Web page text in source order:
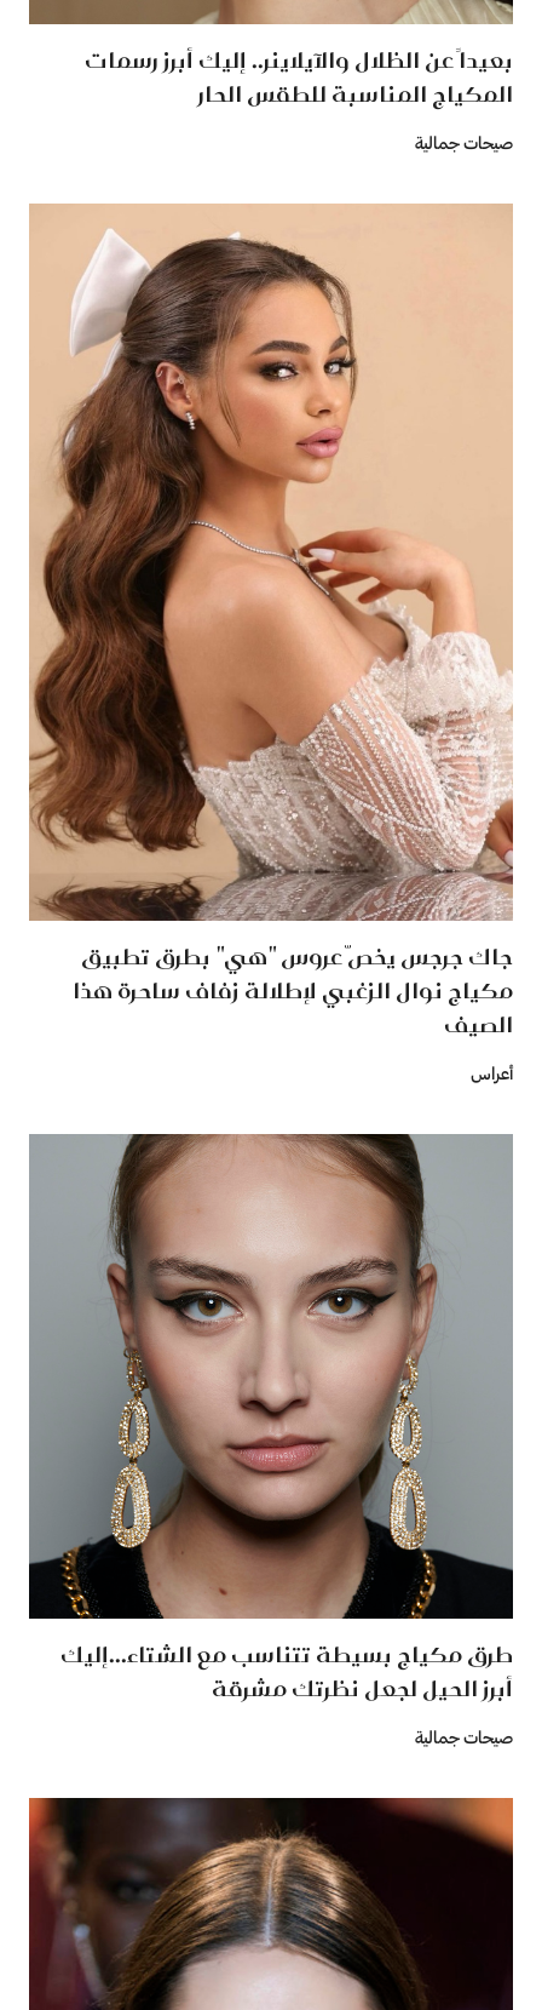
بعيداً عن الظلال والآيلاينر.. إليك أبرز رسمات
المكياج المناسبة للطقس الحار
صيحات جمالية
جاك جرجس يخصّ عروس "هي" بطرق تطبيق
مكياج نوال الزغبي لإطلالة زفاف ساحرة هذا
الصيف
أعراس
طرق مكياج بسيطة تتناسب مع الشتاء...إليك
أبرز الحيل لجعل نظرتك مشرقة
صيحات جمالية